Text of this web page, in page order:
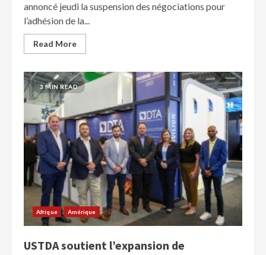
annoncé jeudi la suspension des négociations pour
l’adhésion de la...
Read More
3 MIN READ
Afrique Amérique
USTDA soutient l’expansion de